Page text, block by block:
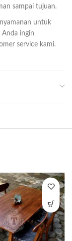
sampai tujuan.
untuk
Anda ingin
service kami.